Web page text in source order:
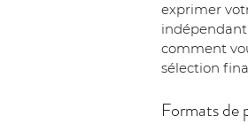
exprimer
indépendant
comment
sélection
Formats de